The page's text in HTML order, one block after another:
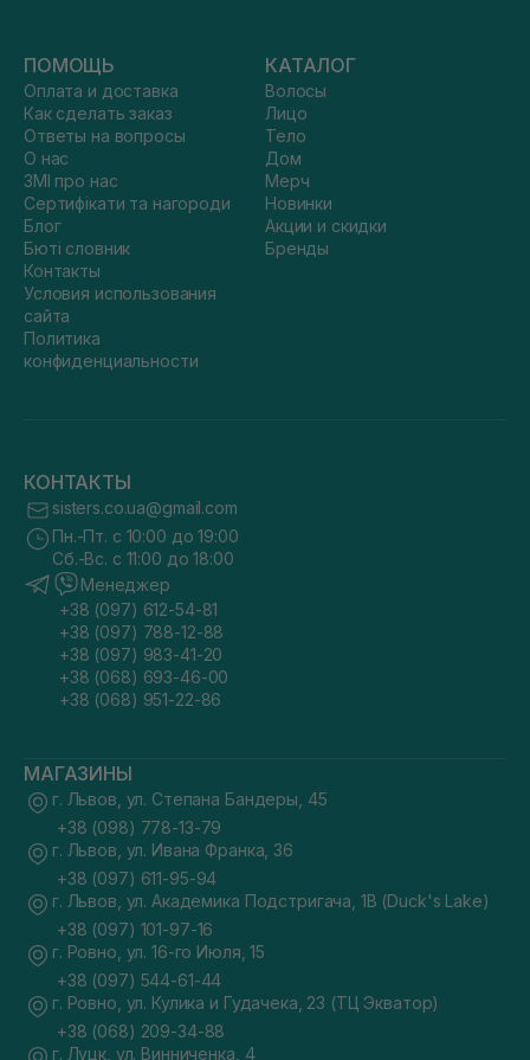
ПОМОЩЬ
Оплата и доставка
Как сделать заказ
Ответы на вопросы
О нас
ЗМІ про нас
Сертифікати та нагороди
Блог
Бюті словник
Контакты
Условия использования
сайта
Политика
конфиденциальности
КАТАЛОГ
Волосы
Лицо
Тело
Дом
Мерч
Новинки
Акции и скидки
Бренды
КОНТАКТЫ
sisters.co.ua@gmail.com
Пн.-Пт. с 10:00 до 19:00
Сб.-Вс. с 11:00 до 18:00
Менеджер
+38 (097) 612-54-81
+38 (097) 788-12-88
+38 (097) 983-41-20
+38 (068) 693-46-00
+38 (068) 951-22-86
МАГАЗИНЫ
г. Львов, ул. Степана Бандеры, 45
+38 (098) 778-13-79
г. Львов, ул. Ивана Франка, 36
+38 (097) 611-95-94
г. Львов, ул. Академика Подстригача, 1В (Duck's Lake)
+38 (097) 101-97-16
г. Ровно, ул. 16-го Июля, 15
+38 (097) 544-61-44
г. Ровно, ул. Кулика и Гудачека, 23 (ТЦ Экватор)
+38 (068) 209-34-88
г. Луцк, ул. Винниченка, 4